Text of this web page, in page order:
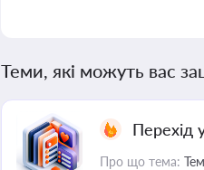
Теми, які можуть вас
Перехід
Про що тема: